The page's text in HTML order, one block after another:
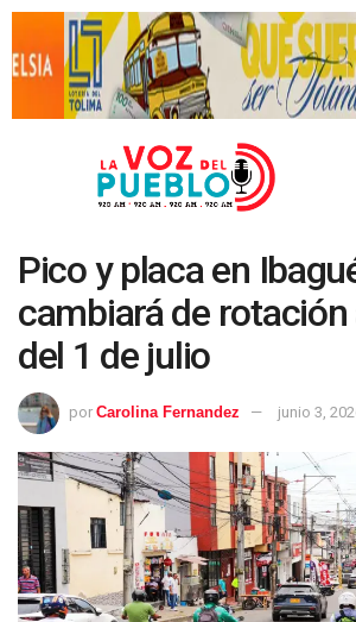
Pico y placa en
cambiará de
del 1 de julio
por Carolina Fernandez junio 3,